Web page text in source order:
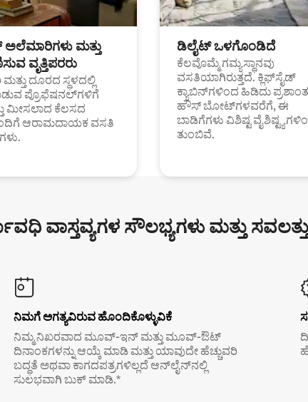
ಮತ್ತು
ವೃತ್ತಿಪರರು
ದೂರದ ಸ್ಥಳದಲ್ಲಿ
ಪ್ರೊಫೆಷನಲ್‌ಗಳಿಗೆ
ಮೀಸಲಾದ ಕೆಲಸದ
ಆರಾಮದಾಯಕ ವಸತಿ
ಡಿಲೈಟ್ ಒಳಗೊಂಡಿದೆ
ಕೆಲವೊಮ್ಮೆ ಗಮ್ಯಸ್ಥಾನವು
ವಸತಿಯಾಗಿರುತ್ತದೆ. ಕ್ಲಿಫ್‌ಸೈಡ್
ಕ್ಯಾಬಿನ್‌ಗಳಿಂದ ಹಿಡಿದು
ಹೌಸ್ ಬೋಟ್‌ಗಳವರೆಗೆ, ಈ
ಬಾಡಿಗೆಗಳು ವಿಶಿಷ್ಟ
ತುಂಬಿವೆ.
ವಾಸ್ತವ್ಯಗಳ ಸೌಲಭ್ಯಗಳು ಮತ್ತು
ನಿಮಗೆ ಅಗತ್ಯವಿರುವ ಹೊಂದಿಕೊಳ್ಳುವಿಕೆ
ನಿಮ್ಮ ನಿಖರವಾದ ಮೂವ್-ಇನ್ ಮತ್ತು ಮೂವ್-ಔಟ್
ದಿನಾಂಕಗಳನ್ನು ಆಯ್ಕೆ ಮಾಡಿ ಮತ್ತು ಯಾವುದೇ ಹೆಚ್ಚುವರಿ
ಬದ್ಧತೆ ಅಥವಾ ಕಾಗದಪತ್ರಗಳಿಲ್ಲದೆ ಆನ್‌ಲೈನ್‌ನಲ್ಲಿ
ಸುಲಭವಾಗಿ ಬುಕ್ ಮಾಡಿ.*